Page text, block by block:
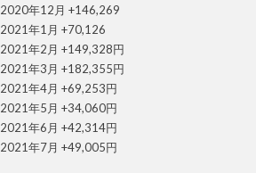
2020年12月 +146,269
2021年1月 +70,126
2021年2月 +149,328円
2021年3月 +182,355円
2021年4月 +69,253円
2021年5月 +34,060円
2021年6月 +42,314円
2021年7月 +49,005円